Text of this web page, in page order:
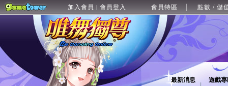
加入會員 | 會員登入 會員特區 點數 / 儲
最新消息 遊戲